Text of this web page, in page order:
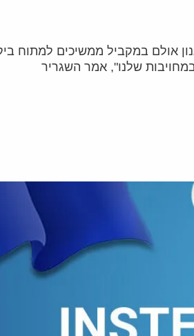
אולם במקביל ממשיכים למתוח
שלנו", אמר השגריר